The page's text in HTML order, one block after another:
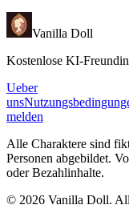
Vanilla Doll
Kostenlose KI-
Ueber
uns
melden
Alle Charaktere sind
Personen abgebildet.
oder Bezahlinhalte.
© 2026 Vanilla Doll.